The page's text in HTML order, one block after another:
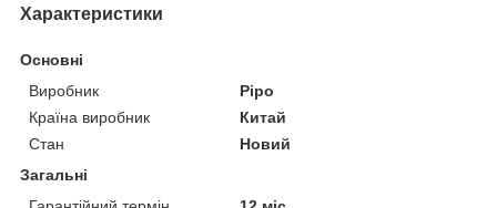
Характеристики
Основні
Виробник
Pipo
Країна виробник
Китай
Стан
Новий
Загальні